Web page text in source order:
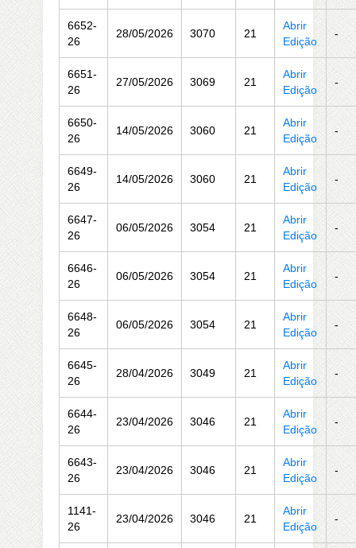
6652-
26
28/05/2026 3070 21
Abrir
Edição
-
6651-
26
27/05/2026 3069 21
Abrir
Edição
-
6650-
26
14/05/2026 3060 21
Abrir
Edição
-
6649-
26
14/05/2026 3060 21
Abrir
Edição
-
6647-
26
06/05/2026 3054 21
Abrir
Edição
-
6646-
26
06/05/2026 3054 21
Abrir
Edição
-
6648-
26
06/05/2026 3054 21
Abrir
Edição
-
6645-
26
28/04/2026 3049 21
Abrir
Edição
-
6644-
26
23/04/2026 3046 21
Abrir
Edição
-
6643-
26
23/04/2026 3046 21
Abrir
Edição
-
1141-
26
23/04/2026 3046 21
Abrir
Edição
-